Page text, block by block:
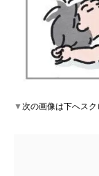
▼次の画像は下へス